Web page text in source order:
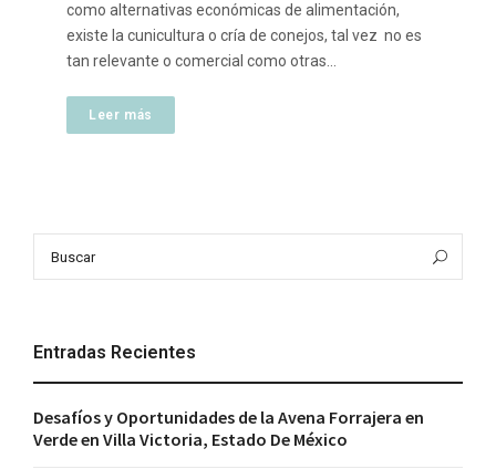
como alternativas económicas de alimentación,
existe la cunicultura o cría de conejos, tal vez no es
tan relevante o comercial como otras…
Leer más
Entradas Recientes
Desafíos y Oportunidades de la Avena Forrajera en
Verde en Villa Victoria, Estado De México